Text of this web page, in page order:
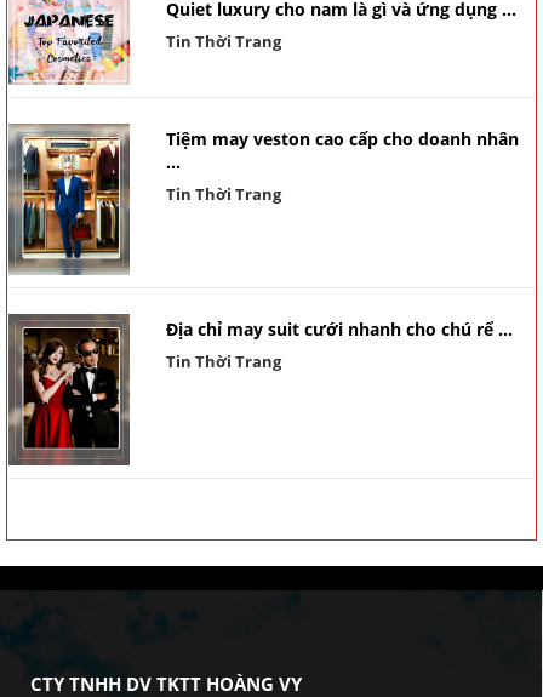
Quiet luxury cho nam là gì và ứng dụng ...
Tin Thời Trang
Tiệm may veston cao cấp cho doanh nhân
...
Tin Thời Trang
Địa chỉ may suit cưới nhanh cho chú rể ...
Tin Thời Trang
CTY TNHH DV TKTT HOÀNG VY